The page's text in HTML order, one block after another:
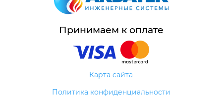
Принимаем к оплате
Карта сайта
Политика конфиденциальности